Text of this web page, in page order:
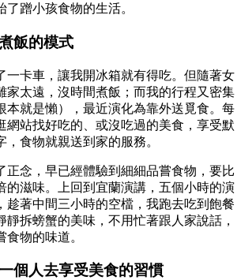
蹭小孩食物的生活。
飯的模式
一卡車，讓我開冰箱就有得吃。但隨著女
家太遠，沒時間煮飯；而我的行程又密集
本就是懶），最近演化為靠外送覓食。每
網站找好吃的、或沒吃過的美食，享受默
食物就親送到家的服務。
正念，早已經體驗到細細品嘗食物，要比
的滋味。上回到宜蘭演講，五個小時的演
趁著中間三小時的空檔，我跑去吃到飽餐
靜拆螃蟹的美味，不用忙著跟人家說話，
物的味道。
個人去享受美食的習慣